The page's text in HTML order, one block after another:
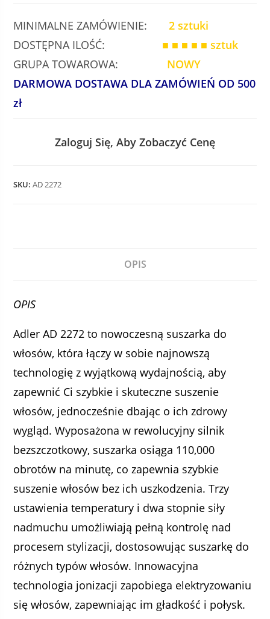
MINIMALNE ZAMÓWIENIE:2 sztuki
DOSTĘPNA ILOŚĆ: ■ ■ ■ ■ ■ sztuk
GRUPA TOWAROWA: NOWY
DARMOWA DOSTAWA DLA ZAMÓWIEŃ OD 500
zł
Zaloguj Się, Aby Zobaczyć Cenę
SKU:AD 2272
OPIS
OPIS
Adler AD 2272 to nowoczesną suszarka do
włosów, która łączy w sobie najnowszą
technologię z wyjątkową wydajnością, aby
zapewnić Ci szybkie i skuteczne suszenie
włosów, jednocześnie dbając o ich zdrowy
wygląd. Wyposażona w rewolucyjny silnik
bezszczotkowy, suszarka osiąga 110,000
obrotów na minutę, co zapewnia szybkie
suszenie włosów bez ich uszkodzenia. Trzy
ustawienia temperatury i dwa stopnie siły
nadmuchu umożliwiają pełną kontrolę nad
procesem stylizacji, dostosowując suszarkę do
różnych typów włosów. Innowacyjna
technologia jonizacji zapobiega elektryzowaniu
się włosów, zapewniając im gładkość i połysk.